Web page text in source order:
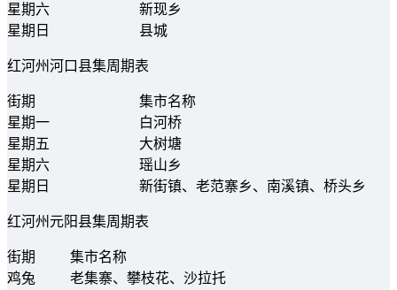
星期六
新现乡
星期日
县城
红河州河口县集周期表
街期
集市名称
星期一
白河桥
星期五
大树塘
星期六
瑶山乡
星期日
新街镇、老范寨乡、南溪镇、桥头乡
红河州元阳县集周期表
街期
集市名称
鸡兔
老集寨、攀枝花、沙拉托